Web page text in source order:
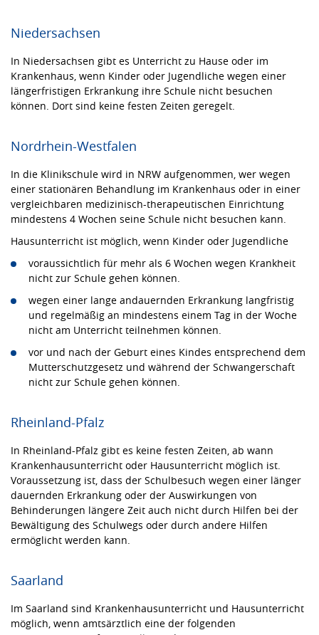
Niedersachsen
In Niedersachsen gibt es Unterricht zu Hause oder im
Krankenhaus, wenn Kinder oder Jugendliche wegen einer
längerfristigen Erkrankung ihre Schule nicht besuchen
können. Dort sind keine festen Zeiten geregelt.
Nordrhein-Westfalen
In die Klinikschule wird in NRW aufgenommen, wer wegen
einer stationären Behandlung im Krankenhaus oder in einer
vergleichbaren medizinisch-therapeutischen Einrichtung
mindestens 4 Wochen seine Schule nicht besuchen kann.
Hausunterricht ist möglich, wenn Kinder oder Jugendliche
voraussichtlich für mehr als 6 Wochen wegen Krankheit
nicht zur Schule gehen können.
wegen einer lange andauernden Erkrankung langfristig
und regelmäßig an mindestens einem Tag in der Woche
nicht am Unterricht teilnehmen können.
vor und nach der Geburt eines Kindes entsprechend dem
Mutterschutzgesetz und während der Schwangerschaft
nicht zur Schule gehen können.
Rheinland-Pfalz
In Rheinland-Pfalz gibt es keine festen Zeiten, ab wann
Krankenhausunterricht oder Hausunterricht möglich ist.
Voraussetzung ist, dass der Schulbesuch wegen einer länger
dauernden Erkrankung oder der Auswirkungen von
Behinderungen längere Zeit auch nicht durch Hilfen bei der
Bewältigung des Schulwegs oder durch andere Hilfen
ermöglicht werden kann.
Saarland
Im Saarland sind Krankenhausunterricht und Hausunterricht
möglich, wenn amtsärztlich eine der folgenden